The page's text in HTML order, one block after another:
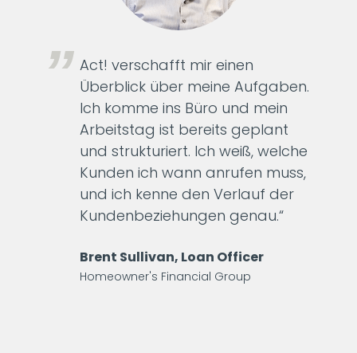
Act! verschafft mir einen
Überblick über meine Aufgaben.
Ich komme ins Büro und mein
Arbeitstag ist bereits geplant
und strukturiert. Ich weiß, welche
Kunden ich wann anrufen muss,
und ich kenne den Verlauf der
Kundenbeziehungen genau.“
Brent Sullivan, Loan Officer
Homeowner's Financial Group